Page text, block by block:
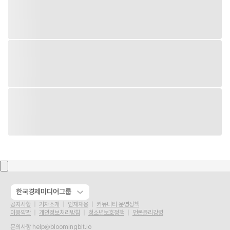
한국경제미디어그룹
공지사항 기자소개 인재채용
커뮤니티 운영정책
이용약관
개인정보처리방침 청소년보호정책
언론윤리강령
문의사항 help@bloomingbit.io